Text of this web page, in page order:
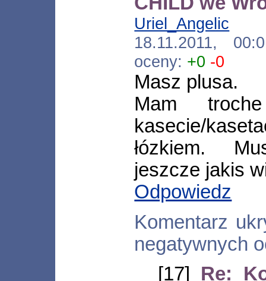
Uriel_Angelic
18.11.2011,
oceny: +0 -0
Masz plusa.
Mam
kasecie/
łózkiem.
jeszcze jakis
Odpowiedz
Komentarz
negatywnych
[17] Re: